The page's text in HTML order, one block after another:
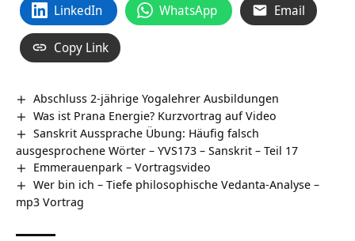
LinkedIn WhatsApp Email
Copy Link
Abschluss 2-jährige Yogalehrer Ausbildungen
Was ist Prana Energie? Kurzvortrag auf Video
Sanskrit Aussprache Übung: Häufig falsch
ausgesprochene Wörter – YVS173 – Sanskrit – Teil 17
Emmerauenpark‏‎ – Vortragsvideo
Wer bin ich – Tiefe philosophische Vedanta-Analyse –
mp3 Vortrag